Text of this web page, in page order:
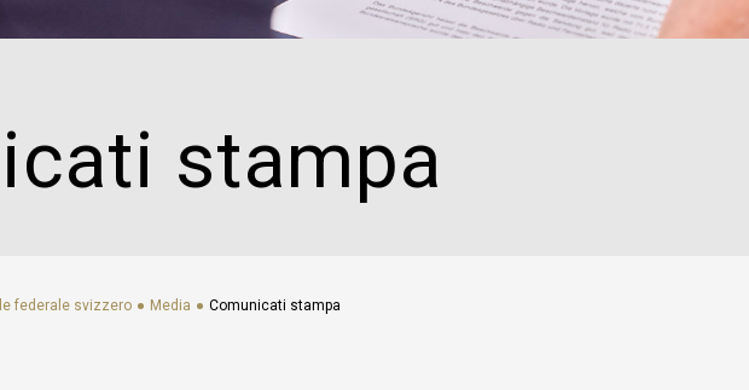
Quali sono le consequenze in caso di accoglimento del
ricorso da parte della Corte Europea dei Diritti dell'Uomo
Il Tribunale federale fornisce informazioni giuridiche?
Quali decisioni possono essere impugnate tramite ricorso
dinanzi al Tribunale federale?
Come inoltrare un ricorso per via elettronica?
stampa
federale svizzero Media Comunicati stampa